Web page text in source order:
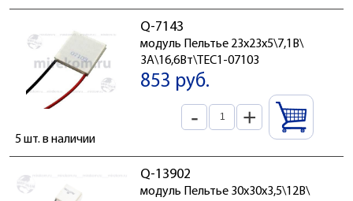
Q-7143
модуль Пельтье 23x23x5\7,1В\
3А\16,6Вт\TEC1-07103
853 руб.
- +
5 шт. в наличии
Q-13902
модуль Пельтье 30x30x3,5\12В\